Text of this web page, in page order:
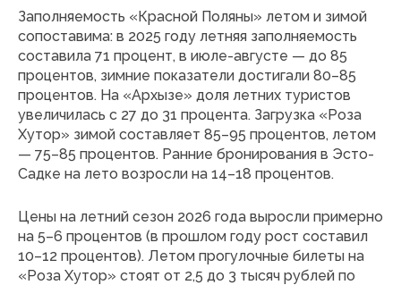
Заполняемость «Красной Поляны» летом и зимой
сопоставима: в 2025 году летняя заполняемость
составила 71 процент, в июле-августе — до 85
процентов, зимние показатели достигали 80–85
процентов. На «Архызе» доля летних туристов
увеличилась с 27 до 31 процента. Загрузка «Роза
Хутор» зимой составляет 85–95 процентов, летом
— 75–85 процентов. Ранние бронирования в Эсто-
Садке на лето возросли на 14–18 процентов.
Цены на летний сезон 2026 года выросли примерно
на 5–6 процентов (в прошлом году рост составил
10–12 процентов). Летом прогулочные билеты на
«Роза Хутор» стоят от 2,5 до 3 тысяч рублей по